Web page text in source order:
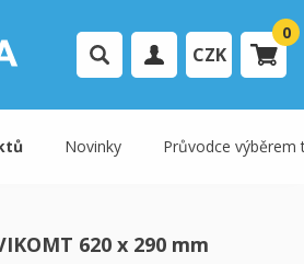
uživatele
CZK
0
Novinky Průvodce výběrem
620 x 290 mm